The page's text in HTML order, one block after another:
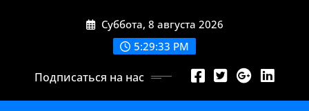
Суббота, 8 августа 2026
5:29:35 PM
Подписаться на нас